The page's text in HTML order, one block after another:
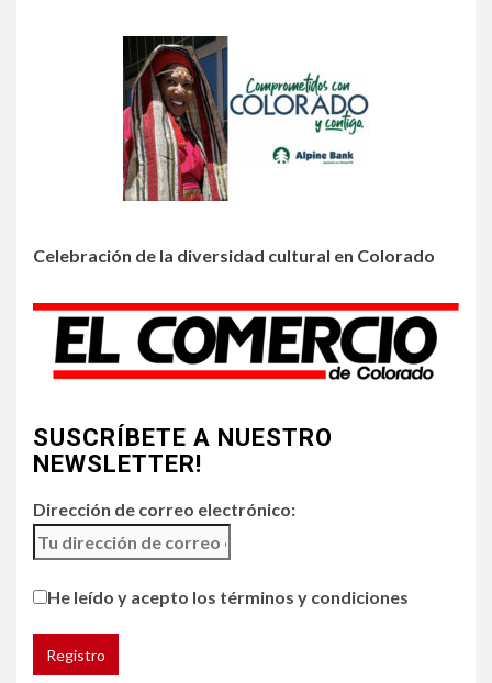
consumo de jalapeños
• HOGAR Y SALUD LOCAL NOTICIAS
Prevenga picaduras de
insectos de verano en
Colorado
• HOGAR Y SALUD LOCAL NOTICIAS
aire amenazan Colorado
Chipotle retira chiles
jalapeños de varios
5
HOGAR Y SALUD
Generación Z ignora riesgo
de cáncer al broncearse
Celebración de la diversidad cultural en Colorado
SUSCRÍBETE A NUESTRO
NEWSLETTER!
Dirección de correo electrónico:
He leído y acepto los términos y condiciones